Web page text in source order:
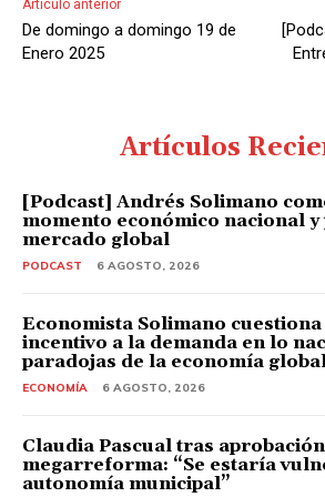
Artículo anterior
De domingo a domingo 19 de
Enero 2025
Artículos
[Podcast] Andrés Solimano
momento económico nacional
mercado global
PODCAST 6 AGOSTO, 2026
Economista Solimano
incentivo a la demanda en lo
paradojas de la economía
ECONOMÍA 6 AGOSTO, 2026
Claudia Pascual tras
megarreforma: “Se estaría
autonomía municipal”